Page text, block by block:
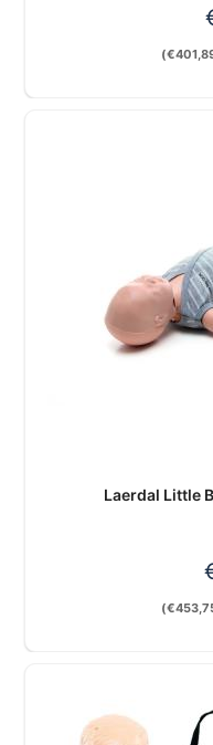
(€
Laerdal Little
(€